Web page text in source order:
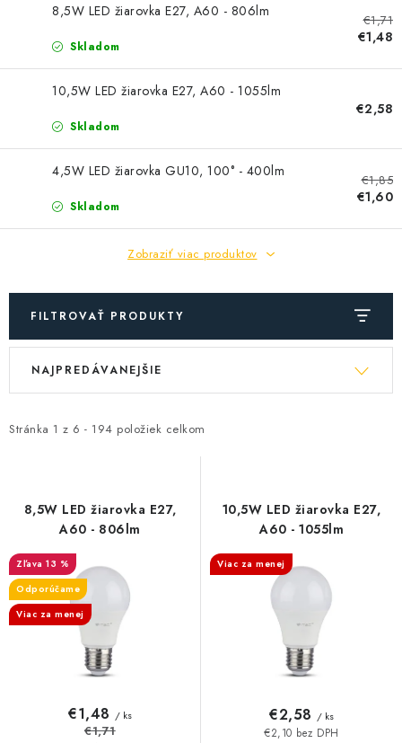
8,5W LED žiarovka E27, A60 - 806lm
Skladom
€1,71
€1,48
10,5W LED žiarovka E27, A60 - 1055lm
Skladom
€2,58
4,5W LED žiarovka GU10, 100° - 400lm
Skladom
€1,85
€1,60
Zobraziť viac produktov
FILTROVAŤ PRODUKTY
V
i
d
u
k
t
Stránka 1 z 6 - 194 položiek celkom
R
e
r
o
d
u
NAJPREDÁVANEJŠIE
8,5W LED žiarovka E27,
A60 - 806lm
13 %
Odporúčame
Viac za menej
€1,48 / ks
€1,71
10,5W LED žiarovka E27,
A60 - 1055lm
Viac za menej
€2,10 bez DPH
€2,58 / ks